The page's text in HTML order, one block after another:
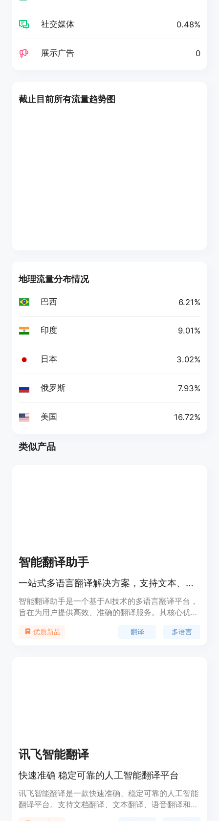
社交媒体 0.48%
展示广告 0
截止目前所有流量趋势图
地理流量分布情况
巴西 6.21%
印度 9.01%
日本 3.02%
俄罗斯 7.93%
美国 16.72%
类似产品
智能翻译助手
一站式多语言翻译解决方案，支持文本、图片、PDF、语音和视频翻译
智能翻译助手是一个基于AI技术的多语言翻译平台，
旨在为用户提供高效、准确的翻译服务。其核心优势
种场景下的翻译需求。无论是学术研究、商务交流还
优质新品 翻译 多语言
讯飞智能翻译
快速准确 稳定可靠的人工智能翻译平台
讯飞智能翻译是一款快速准确、稳定可靠的人工智能
翻译平台。支持文档翻译、文本翻译、语音翻译和图